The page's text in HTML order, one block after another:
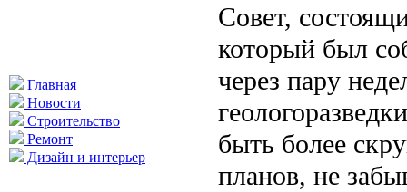
Главная
Новости
Строительство
Ремонт
Дизайн и интерьер
Совет,
который был
через пару
быть более
планов, не